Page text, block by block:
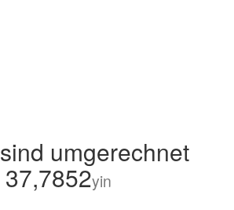
sind umgerechnet
37,7852yin